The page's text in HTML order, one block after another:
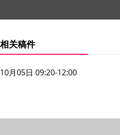
相关稿件
10月05日 09:20-12:00